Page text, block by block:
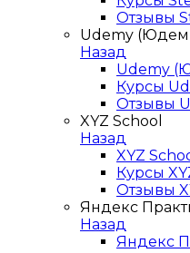
Отзывы
Udemy
Назад
Udemy
Курсы
Отзывы
XYZ School
Назад
XYZ
Курсы
Отзывы
Яндекс
Назад
Яндекс